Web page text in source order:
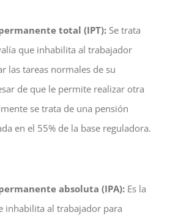
total (IPT):Se trata
que inhabilita al trabajador
las tareas normales de su
de que le permite realizar otra
se trata de una pensión
en el 55% de la base reguladora.
absoluta (IPA):Es la
inhabilita al trabajador para